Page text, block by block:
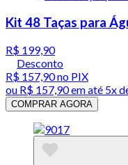
Kit 48 Taças para
R$ 199,90
Desconto
R$ 157,90no PIX
ou R$ 157,90em até 5x
COMPRAR AGORA